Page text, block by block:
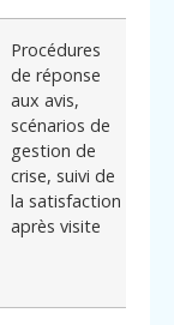
Procédures
de réponse
aux avis,
scénarios de
gestion de
crise, suivi de
la satisfaction
après visite